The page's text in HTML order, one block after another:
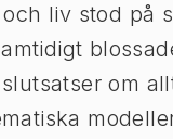
liv stod på
om